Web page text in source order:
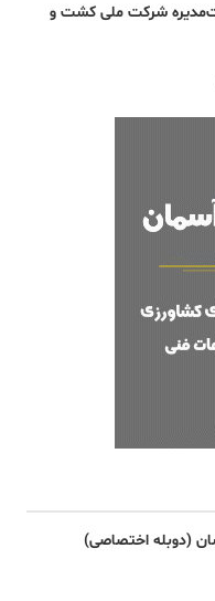
شرکت ملی کشت و
(دوبله اختصاصی)